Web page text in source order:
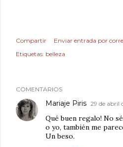
Compartir
Enviar entrada por
Etiquetas: belleza
COMENTARIOS
Mariaje Piris 29 de abril
Qué buen regalo! No
o yo, también me
Un beso.